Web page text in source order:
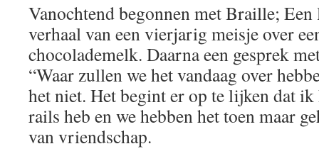
Vanochtend begonnen met Braille;
verhaal van een vierjarig meisje over
chocolademelk. Daarna een gesprek
“Waar zullen we het vandaag over
het niet. Het begint er op te lijken dat
rails heb en we hebben het toen maar
van vriendschap.